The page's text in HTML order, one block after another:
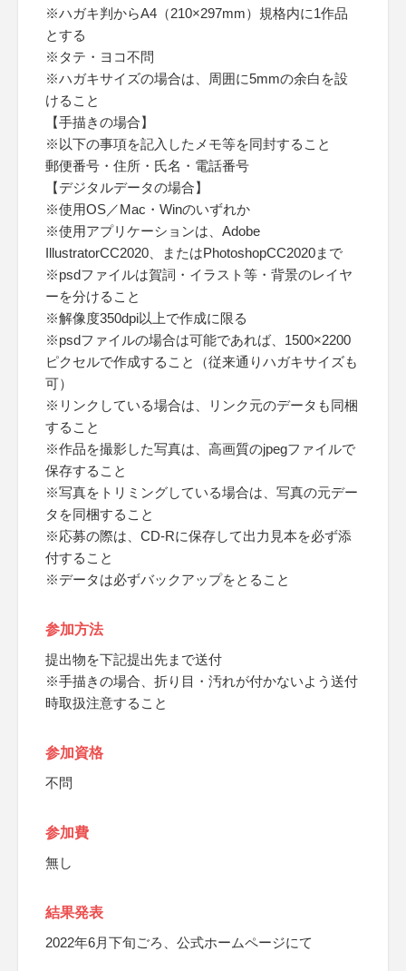
※ハガキ判からA4（210×297mm）規格内に1作品
とする
※タテ・ヨコ不問
※ハガキサイズの場合は、周囲に5mmの余白を設
けること
【手描きの場合】
※以下の事項を記入したメモ等を同封すること
郵便番号・住所・氏名・電話番号
【デジタルデータの場合】
※使用OS／Mac・Winのいずれか
※使用アプリケーションは、Adobe
IllustratorCC2020、またはPhotoshopCC2020まで
※psdファイルは賀詞・イラスト等・背景のレイヤ
ーを分けること
※解像度350dpi以上で作成に限る
※psdファイルの場合は可能であれば、1500×2200
ピクセルで作成すること（従来通りハガキサイズも
可）
※リンクしている場合は、リンク元のデータも同梱
すること
※作品を撮影した写真は、高画質のjpegファイルで
保存すること
※写真をトリミングしている場合は、写真の元デー
タを同梱すること
※応募の際は、CD-Rに保存して出力見本を必ず添
付すること
※データは必ずバックアップをとること
参加方法
提出物を下記提出先まで送付
※手描きの場合、折り目・汚れが付かないよう送付
時取扱注意すること
参加資格
不問
参加費
無し
結果発表
2022年6月下旬ごろ、公式ホームページにて